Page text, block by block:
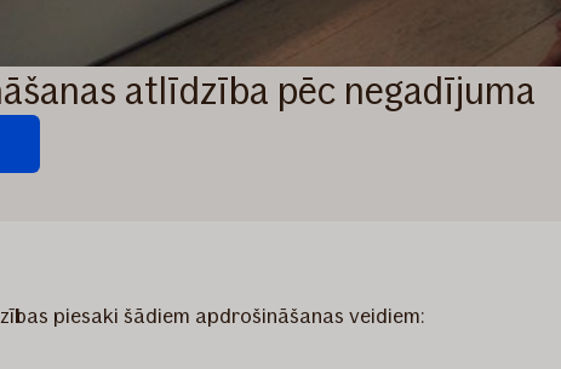
atlīdzība pēc negadījuma
piesaki šādiem apdrošināšanas veidiem: